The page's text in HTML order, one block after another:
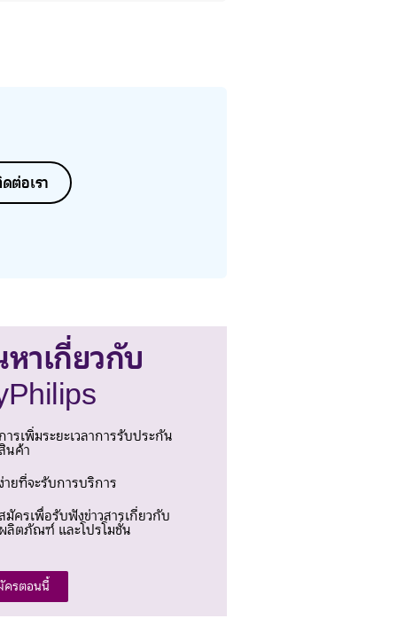
ต่อเรา
าเกี่ยวกับ
ารเพิ่มระยะเวลาการรับประกัน
นค้า
ายที่จะรับการบริการ
มัครเพื่อรับฟังข่าวสารเกี่ยวกับ
ผลิตภัณฑ์ และโปรโมชั่น
ครตอนนี้